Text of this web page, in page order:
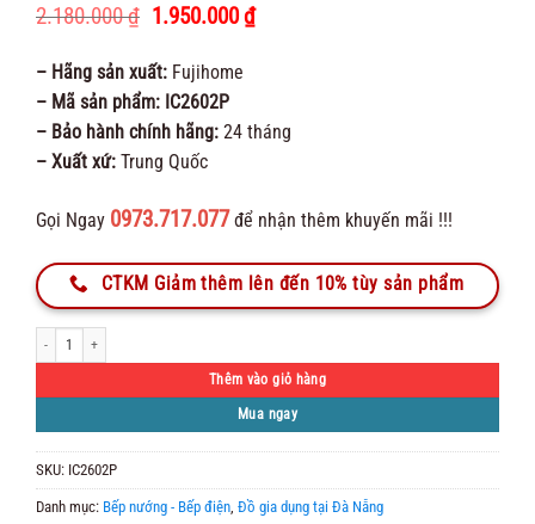
2.180.000₫ Giá
là:
2.180.000 ₫.
1.950.000₫Giá
– Hãng sản xuất: Fujihome
– Mã sản phẩm: IC2602P
– Bảo hành chính hãng: 24 tháng
– Xuất xứ: Trung Quốc
Gọi Ngay 0973.717.077 để nhận thêm khuyến mãi !!!
CTKM Giảm thêm lên đến 10% tùy sản phẩm
Bếp Từ Đôi Fujihome IC2602P số lượng
Thêm vào giỏ hàng
Mua ngay
SKU: IC2602P
Danh mục: Bếp nướng - Bếp điện, Đồ gia dụng tại Đà Nẵng